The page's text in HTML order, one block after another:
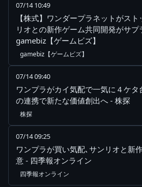
07/14 10:49
【株式】ワンダープラネットがス
リオとの新作ゲーム共同開発がサプ
gamebiz【ゲームビズ】
gamebiz【ゲームビズ】
07/14 09:40
ワンプラがカイ気配で一気に４ケタ
の連携で新たな価値創出へ - 株探
株探
07/14 09:25
ワンプラが買い気配､サンリオと新
意 - 四季報オンライン
四季報オンライン